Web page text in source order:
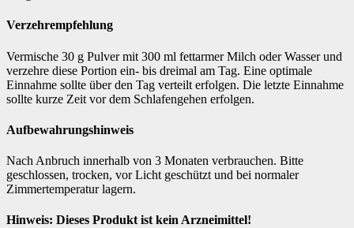
Verzehrempfehlung
Vermische 30 g Pulver mit 300 ml fettarmer Milch oder Wasser und
verzehre diese Portion ein- bis dreimal am Tag. Eine optimale
Einnahme sollte über den Tag verteilt erfolgen. Die letzte Einnahme
sollte kurze Zeit vor dem Schlafengehen erfolgen.
Aufbewahrungshinweis
Nach Anbruch innerhalb von 3 Monaten verbrauchen. Bitte
geschlossen, trocken, vor Licht geschützt und bei normaler
Zimmertemperatur lagern.
Hinweis: Dieses Produkt ist kein Arzneimittel!